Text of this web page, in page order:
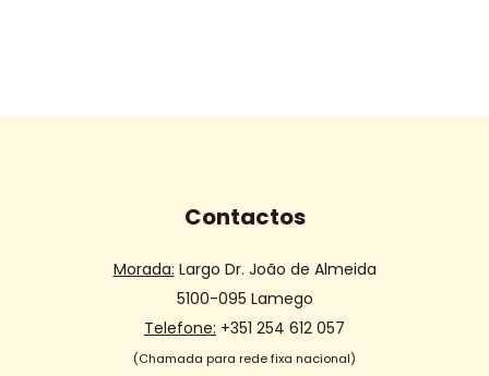
Contactos
Morada: Largo Dr. João de Almeida
5100-095 Lamego
Telefone: +351 254 612 057
(Chamada para rede fixa nacional)